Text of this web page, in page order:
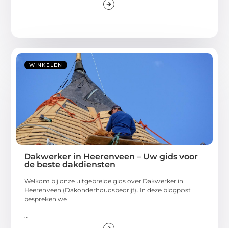
WINKELEN
Dakwerker in Heerenveen – Uw gids voor
de beste dakdiensten
Welkom bij onze uitgebreide gids over Dakwerker in
Heerenveen (Dakonderhoudsbedrijf). In deze blogpost
bespreken we
...